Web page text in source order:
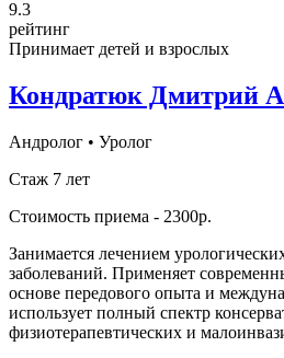
9.3
рейтинг
Принимает детей и взрослых
Кондратюк Дмитрий
Андролог • Уролог
Стаж 7 лет
Стоимость приема - 2300р.
Занимается лечением
заболеваний. Применяет
основе передового опыта и
использует полный спектр
физиотерапевтических и